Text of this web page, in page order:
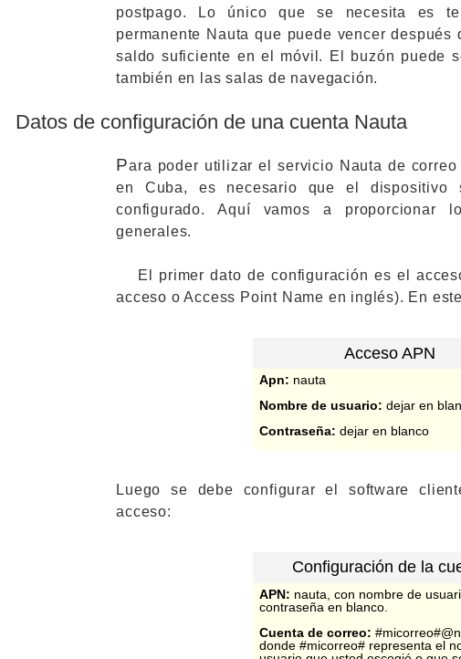
postpago. Lo único que se necesita es
permanente Nauta que puede vencer
saldo suficiente en el móvil. El buzón puede
también en las salas de navegación.
Datos de configuración de una cuenta Nauta
Para poder utilizar el servicio Nauta de
en Cuba, es necesario que el dispositivo
configurado. Aquí vamos a proporcionar
generales.
El primer dato de configuración es el
acceso o Access Point Name en inglés). En
Acceso APN
Apn: nauta
Nombre de usuario: dejar en
Contraseña: dejar en blanco
Luego se debe configurar el software
acceso:
Configuración de la
APN: nauta, con nombre de
contraseña en blanco.
Cuenta de correo:
donde #micorreo# representa el